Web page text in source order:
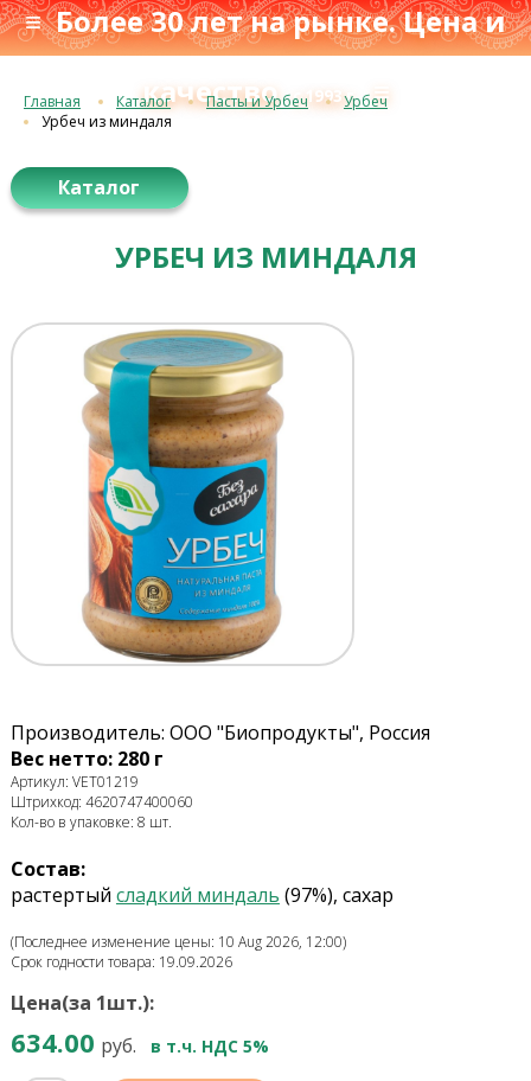
≡ Более 30 лет на рынке. Цена и
качествос 1993 г.≡
Главная Каталог Пасты и Урбеч
Урбеч
Урбеч из миндаля
Каталог
УРБЕЧ ИЗ МИНДАЛЯ
Производитель: ООО "Биопродукты", Россия
Вес нетто: 280 г
Артикул: VET01219
Штрихкод: 4620747400060
Кол-во в упаковке: 8 шт.
Состав:
растертый сладкий миндаль (97%), сахар
(Последнее изменение цены: 10 Aug 2026, 12:00)
Срок годности товара: 19.09.2026
Цена(за 1шт.):
634.00 руб. в т.ч. НДС 5%